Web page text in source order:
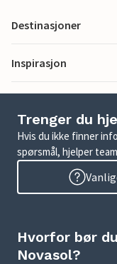
Destinasjoner
Inspirasjon
Trenger du
Hvis du ikke finner
spørsmål, hjelper
Hvorfor bør
Novasol?